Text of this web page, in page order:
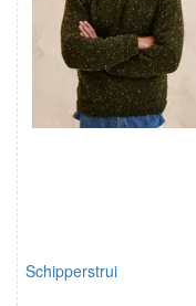
Schipperstrui